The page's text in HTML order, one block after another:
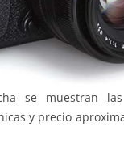
se muestran las
y precio